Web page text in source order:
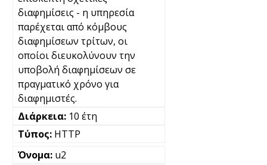
διαφημίσεις - η υπηρεσία
παρέχεται από κόμβους
διαφημίσεων τρίτων, οι
οποίοι διευκολύνουν την
υποβολή διαφημίσεων σε
πραγματικό χρόνο για
διαφημιστές.
10 έτη
HTTP
u2